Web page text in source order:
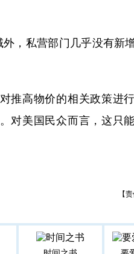
，私营部门几乎没有新
高物价的相关政策进
对美国民众而言，这只
【